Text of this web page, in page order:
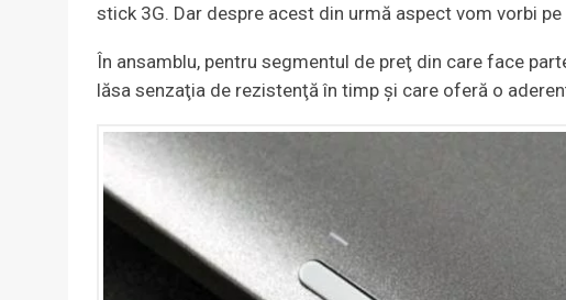
stick 3G. Dar despre acest din urmă aspect vom vorbi
În ansamblu, pentru segmentul de preţ din care face
lăsa senzaţia de rezistenţă în timp şi care oferă o